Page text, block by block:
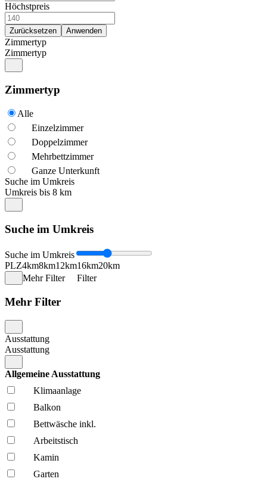
Höchstpreis
Zimmertyp
Zimmertyp
Zimmertyp
Alle
Einzelzimmer
Doppelzimmer
Mehrbettzimmer
Ganze Unterkunft
Suche im Umkreis
Umkreis bis 8 km
Suche im Umkreis
Suche im Umkreis
PLZ4km8km12km16km20km
Mehr Filter
Filter
Mehr Filter
Ausstattung
Ausstattung
Allgemeine Ausstattung
Klima­anlage
Balkon
Bettwäsche inkl.
Arbeitstisch
Kamin
Garten